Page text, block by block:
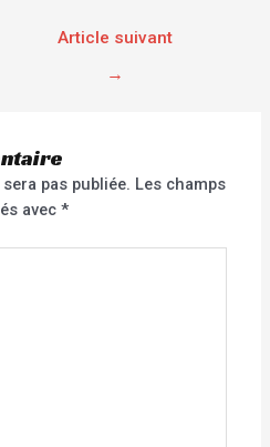
Article suivant
→
pas publiée. Les champs
avec*